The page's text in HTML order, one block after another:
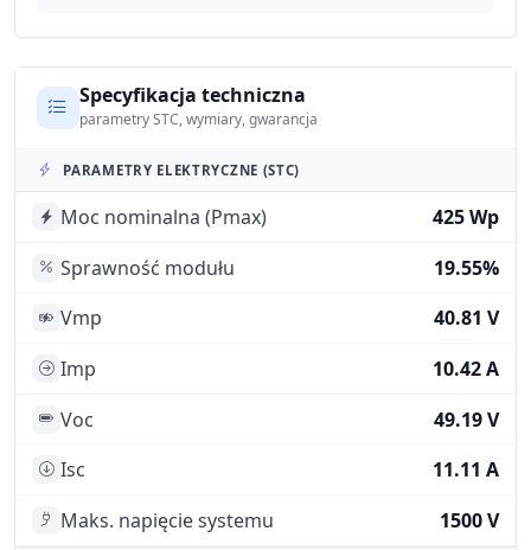
Specyfikacja techniczna
parametry STC, wymiary, gwarancja
PARAMETRY ELEKTRYCZNE (STC)
Moc nominalna (Pmax)
425 Wp
Sprawność modułu
19.55%
Vmp
40.81 V
Imp
10.42 A
Voc
49.19 V
Isc
11.11 A
Maks. napięcie systemu
1500 V